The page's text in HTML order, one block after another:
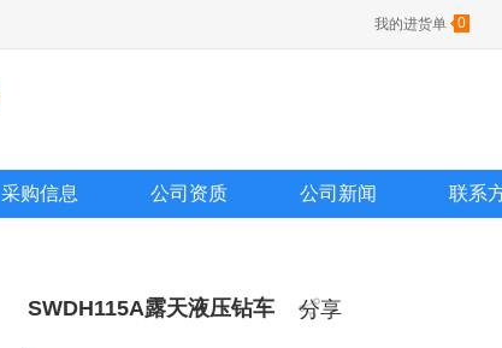
我的进货单 0
采购信息 公司资质 公司新闻 联系
SWDH115A露天液压钻车 分享